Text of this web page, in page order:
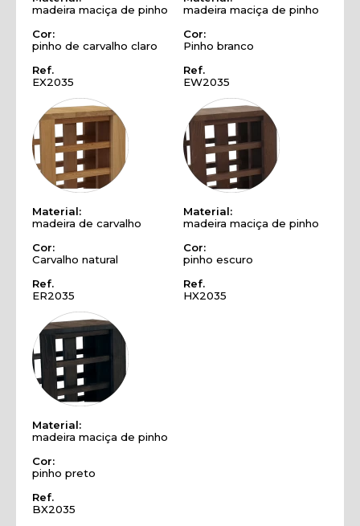
madeira maciça de pinho
Cor:
pinho de carvalho claro
Ref.
EX2035
madeira maciça de pinho
Cor:
Pinho branco
Ref.
EW2035
Material:
madeira de carvalho
Cor:
Carvalho natural
Ref.
ER2035
Material:
madeira maciça de pinho
Cor:
pinho escuro
Ref.
HX2035
Material:
madeira maciça de pinho
Cor:
pinho preto
Ref.
BX2035